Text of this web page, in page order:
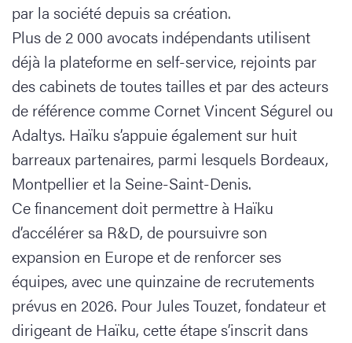
par la société depuis sa création.
Plus de 2 000 avocats indépendants utilisent
déjà la plateforme en self-service, rejoints par
des cabinets de toutes tailles et par des acteurs
de référence comme Cornet Vincent Ségurel ou
Adaltys. Haïku s’appuie également sur huit
barreaux partenaires, parmi lesquels Bordeaux,
Montpellier et la Seine-Saint-Denis.
Ce financement doit permettre à Haïku
d’accélérer sa R&D, de poursuivre son
expansion en Europe et de renforcer ses
équipes, avec une quinzaine de recrutements
prévus en 2026. Pour Jules Touzet, fondateur et
dirigeant de Haïku, cette étape s’inscrit dans